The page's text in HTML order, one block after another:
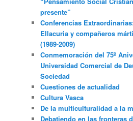
presente”
Conferencias
Ellacuria y compañeros
(1989-2009)
Conmemoración del 75º
Universidad Comercial de
Sociedad
Cuestiones de actualidad
Cultura Vasca
De la multiculturalidad a la
Debatiendo en las fronteras